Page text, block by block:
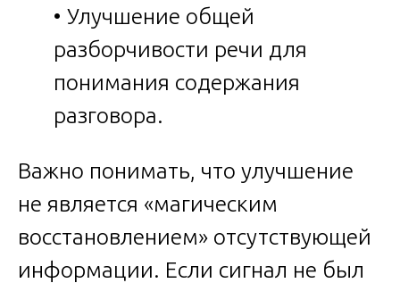
• Улучшение общей
разборчивости речи для
понимания содержания
разговора.
Важно понимать, что улучшение
не является «магическим
восстановлением» отсутствующей
информации. Если сигнал не был